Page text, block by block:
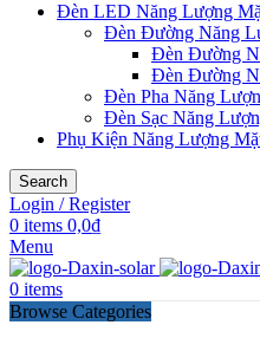
Đèn LED Năng Lượng
Đèn Đường Năng
Đèn Đường
Đèn Đường
Đèn Pha Năng
Đèn Sạc Năng
Phụ Kiện Năng Lượng
Search
Login / Register
0 items 0,0₫
Menu
0 items
Browse Categories